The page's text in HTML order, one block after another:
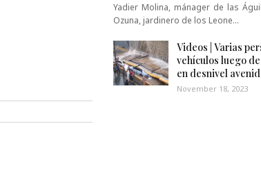
Yadier Molina, mánager de las
Ozuna, jardinero de los Leone…
Videos | Varias
vehículos luego
en desnivel
November 18, 2023